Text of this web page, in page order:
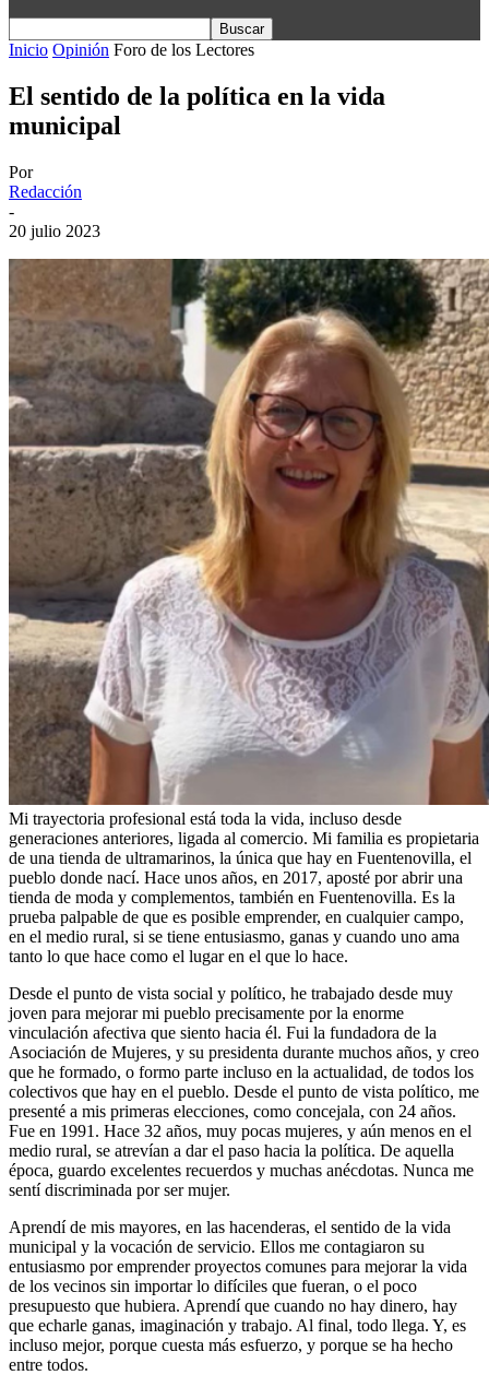
Inicio Opinión Foro de los Lectores
El sentido de la política en la vida
municipal
Por
Redacción
-
20 julio 2023
Mi trayectoria profesional está toda la vida, incluso desde
generaciones anteriores, ligada al comercio. Mi familia es propietaria
de una tienda de ultramarinos, la única que hay en Fuentenovilla, el
pueblo donde nací. Hace unos años, en 2017, aposté por abrir una
tienda de moda y complementos, también en Fuentenovilla. Es la
prueba palpable de que es posible emprender, en cualquier campo,
en el medio rural, si se tiene entusiasmo, ganas y cuando uno ama
tanto lo que hace como el lugar en el que lo hace.
Desde el punto de vista social y político, he trabajado desde muy
joven para mejorar mi pueblo precisamente por la enorme
vinculación afectiva que siento hacia él. Fui la fundadora de la
Asociación de Mujeres, y su presidenta durante muchos años, y creo
que he formado, o formo parte incluso en la actualidad, de todos los
colectivos que hay en el pueblo. Desde el punto de vista político, me
presenté a mis primeras elecciones, como concejala, con 24 años.
Fue en 1991. Hace 32 años, muy pocas mujeres, y aún menos en el
medio rural, se atrevían a dar el paso hacia la política. De aquella
época, guardo excelentes recuerdos y muchas anécdotas. Nunca me
sentí discriminada por ser mujer.
Aprendí de mis mayores, en las hacenderas, el sentido de la vida
municipal y la vocación de servicio. Ellos me contagiaron su
entusiasmo por emprender proyectos comunes para mejorar la vida
de los vecinos sin importar lo difíciles que fueran, o el poco
presupuesto que hubiera. Aprendí que cuando no hay dinero, hay
que echarle ganas, imaginación y trabajo. Al final, todo llega. Y, es
incluso mejor, porque cuesta más esfuerzo, y porque se ha hecho
entre todos.